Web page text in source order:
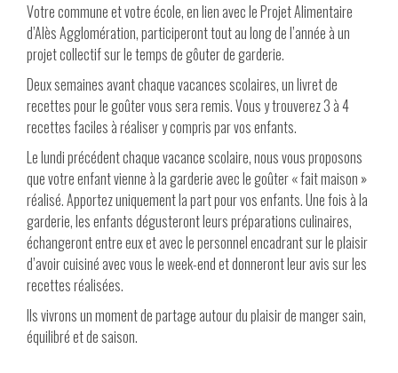
Votre commune et votre école, en lien avec le Projet Alimentaire
d’Alès Agglomération, participeront tout au long de l’année à un
projet collectif sur le temps de gôuter de garderie.
Deux semaines avant chaque vacances scolaires, un livret de
recettes pour le goûter vous sera remis. Vous y trouverez 3 à 4
recettes faciles à réaliser y compris par vos enfants.
Le lundi précédent chaque vacance scolaire, nous vous proposons
que votre enfant vienne à la garderie avec le goûter « fait maison »
réalisé. Apportez uniquement la part pour vos enfants. Une fois à la
garderie, les enfants dégusteront leurs préparations culinaires,
échangeront entre eux et avec le personnel encadrant sur le plaisir
d’avoir cuisiné avec vous le week-end et donneront leur avis sur les
recettes réalisées.
Ils vivrons un moment de partage autour du plaisir de manger sain,
équilibré et de saison.